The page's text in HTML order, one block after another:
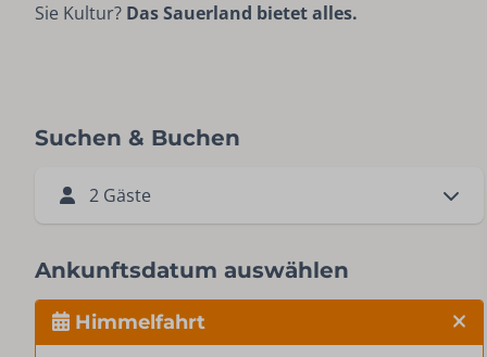
Sie Kultur? Das Sauerland bietet alles.
Suchen & Buchen
2 Gäste
Ankunftsdatum auswählen
Himmelfahrt